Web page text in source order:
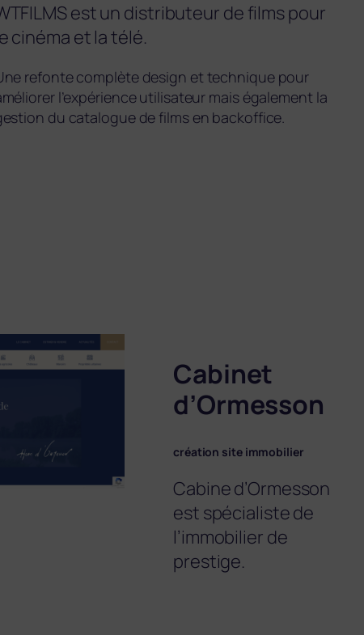
est un distributeur de films pour
cinéma et la télé.
refonte complète design et technique pour
l’expérience utilisateur mais également la
du catalogue de films en backoffice.
Cabinet
d’Ormesson
création site immobilier
Cabine d’Ormesson
est spécialiste de
l’immobilier de
prestige.